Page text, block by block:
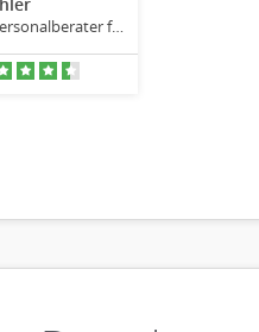
CAVISIO - Personalberater für Produktmanager und Product Owner